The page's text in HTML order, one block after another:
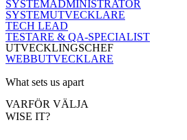
SYSTEMADMINISTRATÖR
SYSTEMUTVECKLARE
TECH LEAD
TESTARE & QA-SPECIALIST
UTVECKLINGSCHEF
WEBBUTVECKLARE
What sets us apart
VARFÖR VÄLJA
WISE IT?